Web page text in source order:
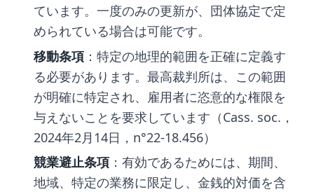
ています。一度のみの更新が、団体協定で定
められている場合は可能です。
移動条項 ：特定の地理的範囲を正確に定義す
る必要があります。最高裁判所は、この範囲
が明確に特定され、雇用者に恣意的な権限を
与えないことを要求しています（Cass. soc.，
2024年2月14日，n°22-18.456）
競業避止条項 ：有効であるためには、期間、
地域、特定の業務に限定し、金銭的対価を含